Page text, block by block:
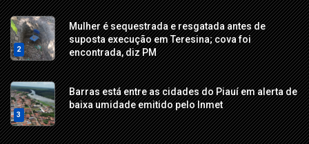
2
Mulher é sequestrada e resgatada antes de
suposta execução em Teresina; cova foi
encontrada, diz PM
3
Barras está entre as cidades do Piauí em alerta de
baixa umidade emitido pelo Inmet